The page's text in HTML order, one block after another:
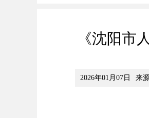
《沈阳市
2026年01月07日 来